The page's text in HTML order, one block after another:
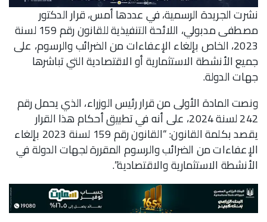
نشرت الجريدة الرسمية، في عددها أمس، قرار الدكتور
مصطفى مدبولي، اللائحة التنفيذية للقانون رقم 159 لسنة
2023، الخاص بإلغاء الإعفاءات من الضرائب والرسوم، على
جميع الأنشطة الاستثمارية أو الاقتصادية التي تباشرها
جهات الدولة.
ونصت المادة الأولى من قرار رئيس الوزراء، الذي يحمل رقم
242 لسنة 2024، على أنه في تطبيق أحكام هذا القرار
يقصد بكلمة القانون: “القانون رقم 159 لسنة 2023 بإلغاء
الإعفاءات من الضرائب والرسوم المقررة لجهات الدولة في
الأنشطة الاستثمارية والاقتصادية”.